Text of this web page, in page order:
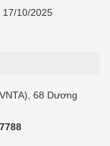
17/10/2025
68 Dương